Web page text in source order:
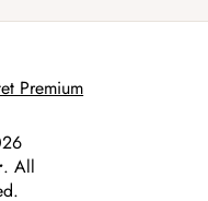
Premium
. All